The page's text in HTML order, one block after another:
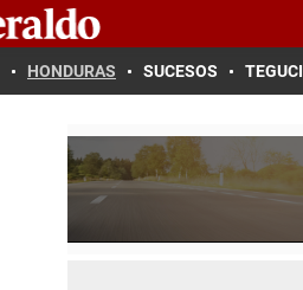
HONDURAS SUCESOS